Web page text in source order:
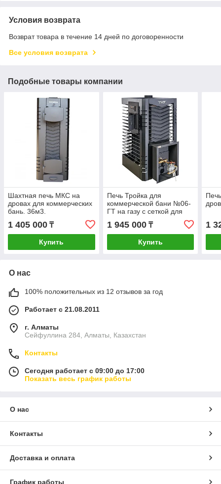
Условия возврата
Возврат товара в течение 14 дней по договоренности
Все условия возврата
Подобные товары компании
Шахтная печь МКС на
дровах для коммерческих
бань. 36м3.
1 405 000 ₸
Купить
Печь Тройка для
коммерческой бани №06-
ГТ на газу с сеткой для
камней (усиленная). 16-
24 м3.
1 945 000₸
Купить
1
О нас
100% положительных из 12 отзывов за год
Работает с 21.08.2011
г. Алматы
Сейфуллина 284, Алматы, Казахстан
Контакты
Сегодня работает с 09:00 до 17:00
Показать весь график работы
О нас
Контакты
Доставка и оплата
График работы